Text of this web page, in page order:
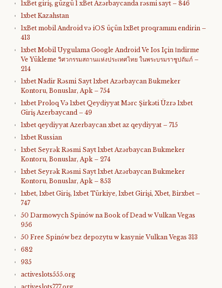
1xBet giriş, güzgü 1 xBet Azərbaycanda rəsmi sayt – 846
1xbet Kazahstan
1xBet mobil Android və iOS üçün 1xBet proqramını endirin –
413
1xbet Mobil Uygulama Google Android Ve Ios Için İndirme
Ve Yükleme วิศวกรรมสถานแห่งประเทศไทย ในพระบรมราชูปถัมภ์ –
214
1xbet Nadir Rəsmi Sayt 1xbet Azərbaycan Bukmeker
Kontoru, Bonuslar, Apk – 754
1xbet Proloq Və 1xbet Qeydiyyat Mərc Şirkəti Üzrə 1xbet
Giriş Azerbaycand – 49
1xbet qeydiyyat Azerbaycan xbet az qeydiyyat – 715
1xbet Russian
1xbet Seyrək Rəsmi Sayt 1xbet Azərbaycan Bukmeker
Kontoru, Bonuslar, Apk – 274
1xbet Seyrək Rəsmi Sayt 1xbet Azərbaycan Bukmeker
Kontoru, Bonuslar, Apk – 853
1xbet, 1xbet Giriş, 1xbet Türkiye, 1xbet Girişi, Xbet, Birxbet –
747
50 Darmowych Spinów na Book of Dead w Vulkan Vegas
956
50 Free Spinów bez depozytu w kasynie Vulkan Vegas 313
682
935
activeslots555.org
activeslots777.org